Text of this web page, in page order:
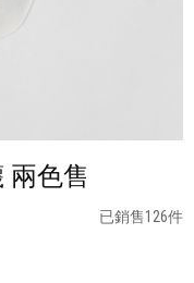
兩色售
已銷售126件